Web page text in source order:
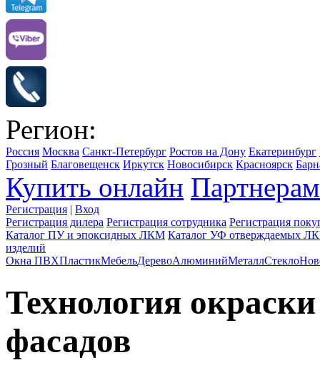
Регион:
Россия Москва Санкт-Петербург Ростов на Дону Екатеринбург
Грозный Благовещенск Иркутск Новосибирск Красноярск
Купить онлайн Партнерам
Регистрация | Вход
Регистрация дилера Регистрация сотрудника Регистрация
Каталог ПУ и эпоксидных ЛКМ Каталог УФ отверждаемых
изделий
Окна ПВХПластикМебельДеревоАлюминийМеталлСтекло
Технология
фасадов